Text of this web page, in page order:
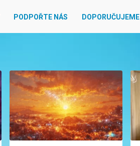
PODPOŘTE NÁS DOPORUČUJEME